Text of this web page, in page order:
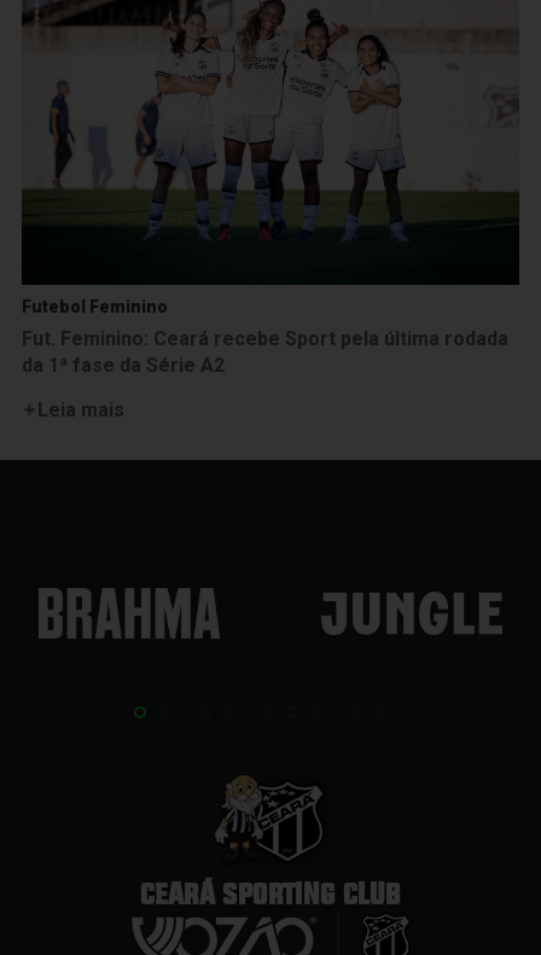
Futebol Feminino
Fut. Feminino: Ceará recebe Sport pela última rodada
da 1ª fase da Série A2
Leia mais
CEARÁ SPORTING CLUB